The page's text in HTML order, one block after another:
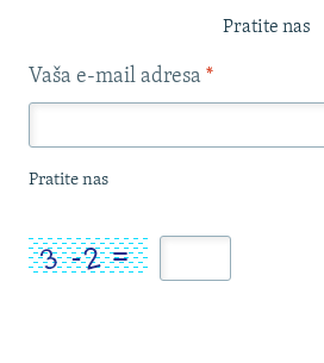
Pratite nas
Vaša e-mail adresa *
Pratite nas